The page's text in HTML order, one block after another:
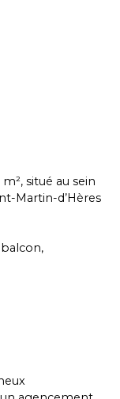
situé au sein
Martin-d’Hères